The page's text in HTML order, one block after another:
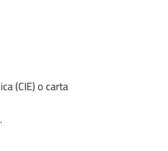
(CIE) o carta